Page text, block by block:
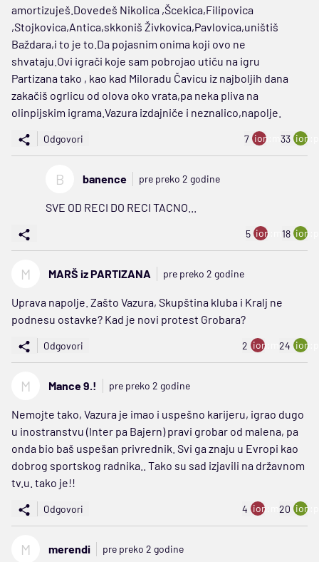
amortizuješ.Dovedeš Nikolica ,Šcekica,Filipovica
,Stojkovica,Antica,skkoniš Živkovica,Pavlovica,uništiš
Baždara,i to je to.Da pojasnim onima koji ovo ne
shvataju.Ovi igrači koje sam pobrojao utiču na igru
Partizana tako , kao kad Miloradu Čavicu iz najboljih dana
zakačiš ogrlicu od olova oko vrata,pa neka pliva na
olinpijskim igrama.Vazura izdajniče i neznalico,napolje.
Odgovori 7 ion:minus
33
B banence pre preko 2 godine
SVE OD RECI DO RECI TACNO...
5 ion:minus
18
M MARŠ iz PARTIZANA pre preko 2 godine
Uprava napolje. Zašto Vazura, Skupština kluba i Kralj ne
podnesu ostavke? Kad je novi protest Grobara?
Odgovori 2 ion:minus
24
M Mance 9.! pre preko 2 godine
Nemojte tako, Vazura je imao i uspešno karijeru, igrao dugo
u inostranstvu (Inter pa Bajern) pravi grobar od malena, pa
onda bio baš uspešan privrednik. Svi ga znaju u Evropi kao
dobrog sportskog radnika.. Tako su sad izjavili na državnom
tv.u. tako je!!
Odgovori 4 ion:minus
20
M merendi pre preko 2 godine